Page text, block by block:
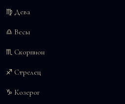
♍ Дева
♎ Весы
♏ Скорпион
♐ Стрелец
♑ Козерог